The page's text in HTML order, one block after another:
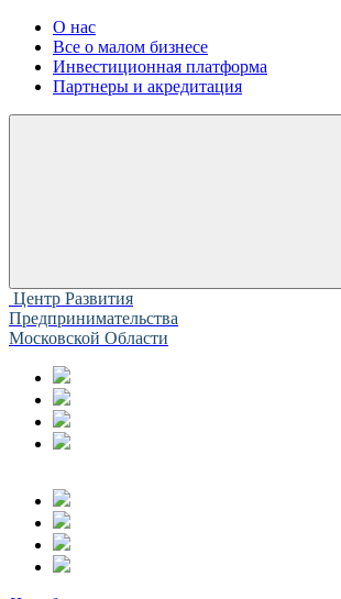
О нас
Все о малом бизнесе
Инвестиционная платформа
Партнеры и акредитация
Центр Развития
Предпринимательства
Московской Области